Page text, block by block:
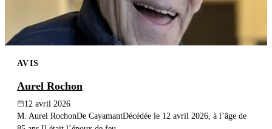
AVIS
Aurel Rochon
12 avril 2026
M. Aurel RochonDe CayamantDécédée le 12 avril 2026, à l’âge de